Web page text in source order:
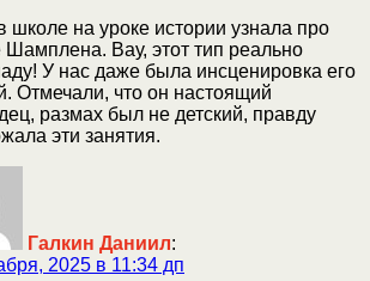
школе на уроке истории узнала про
Вау, этот тип реально
У нас даже была инсценировка его
Отмечали, что он настоящий
размах был не детский, правду
эти занятия.
Галкин Даниил:
2025 в 11:34 дп